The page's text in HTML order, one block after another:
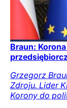
Braun:
Grzegorz
Zdroju. Lider
Korony do